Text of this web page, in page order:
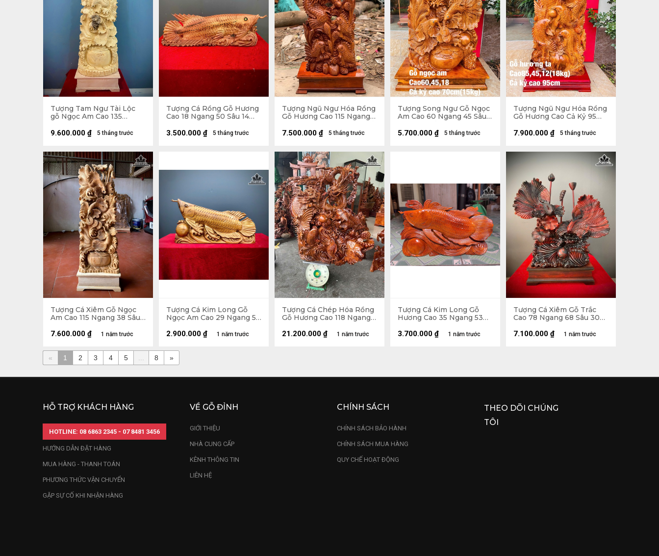
Tượng Tam Ngư Tài Lộc
gỗ Ngọc Am Cao 135
5 tháng trước
9.600.000 ₫
Tượng Cá Rồng Gỗ Hương
Cao 18 Ngang 50 Sâu 14
5 tháng trước
3.500.000 ₫
Tượng Ngũ Ngư Hóa Rồng
Gỗ Hương Cao 115 Ngang
Cao 100 (cm)
5 tháng trước
7.500.000 ₫
Tượng Song Ngư Gỗ Ngọc
Am Cao 60 Ngang 45 Sâu
15kg
5 tháng trước
5.700.000 ₫
Tượng Ngũ Ngư Hóa Rồng
Gỗ Hương Cao Cả Kỷ 95
18kg - Kỷ Cao 105 tháng trước
7.900.000 ₫
Tượng Cá Xiêm Gỗ Ngọc
Am Cao 115 Ngang 38 Sâu
1 năm trước
7.600.000 ₫
Tượng Cá Kim Long Gỗ
Ngọc Am Cao 29 Ngang 52
1 năm trước
2.900.000 ₫
Tượng Cá Chép Hóa Rồng
Gỗ Hương Cao 118 Ngang
1 năm trước
21.200.000 ₫
Tượng Cá Kim Long Gỗ
Hương Cao 35 Ngang 53
1 năm trước
3.700.000 ₫
Tượng Cá Xiêm Gỗ Trắc
Cao 78 Ngang 68 Sâu 30
1 năm trước
7.100.000 ₫
« 1 2 3 4 5 8 »
HỖ TRỢ KHÁCH HÀNG
HOTLINE: 08 6863 2345 - 07 8481 3456
HƯỚNG DẪN ĐẶT HÀNG
MUA HÀNG - THANH TOÁN
PHƯƠNG THỨC VẬN CHUYỂN
GẶP SỰ CỐ KHI NHẬN HÀNG
VỀ GỖ ĐỈNH
GIỚI THIỆU
NHÀ CUNG CẤP
KÊNH THÔNG TIN
LIÊN HỆ
CHÍNH SÁCH
CHÍNH SÁCH BẢO HÀNH
CHÍNH SÁCH MUA HÀNG
QUY CHẾ HOẠT ĐỘNG
THEO DÕI CHÚNG
TÔI